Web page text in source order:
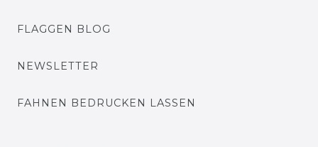
FLAGGEN BLOG
NEWSLETTER
FAHNEN BEDRUCKEN LASSEN